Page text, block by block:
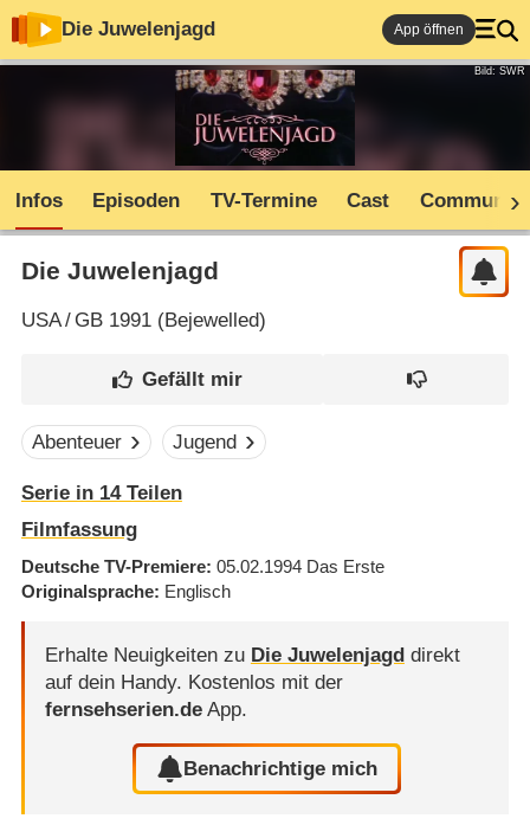
Die Juwelenjagd App öffnen
Bild: SWR
Infos Episoden TV-Termine Cast Community
Die Juwelenjagd
USA/ GB1991 (Bejewelled)
Abenteuer Jugend
Serie in 14 Teilen
Filmfassung
Deutsche TV-Premiere 05.02.1994 Das Erste
Originalsprache Englisch
Erhalte Neuigkeiten zu Die Juwelenjagd direkt
auf dein Handy. Kostenlos mit der
fernsehserien.deApp.
Benachrichtige mich